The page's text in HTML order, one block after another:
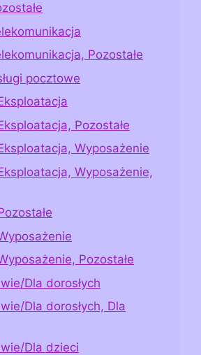
Pozostałe
pocztowe
Pozostałe
Wyposażenie
Wyposażenie,
Pozostałe
Dla dorosłych
Dla dorosłych, Dla
Dla dzieci